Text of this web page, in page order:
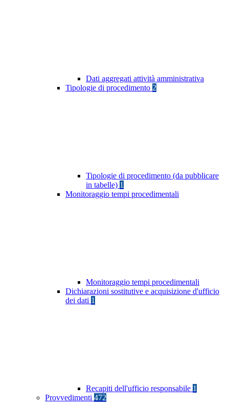
Dati aggregati attività amministrativa
Tipologie di procedimento 2
Tipologie di procedimento (da pubblicare
in tabelle) 1
Monitoraggio tempi procedimentali
Monitoraggio tempi procedimentali
Dichiarazioni sostitutive e acquisizione d'ufficio
dei dati 1
Recapiti dell'ufficio responsabile 1
Provvedimenti 472